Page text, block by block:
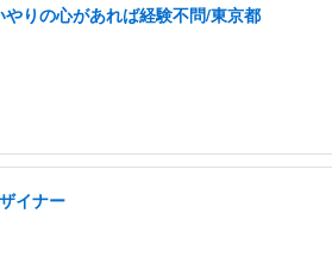
りの心があれば経験不問/東京都
イナー